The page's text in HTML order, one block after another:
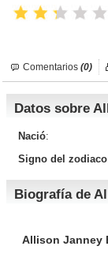
Comentarios (0)
Datos sobre
Nació:
Signo del zodiaco
Biografía de
Allison Janney